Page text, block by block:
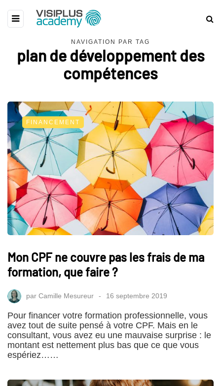
NAVIGATION PAR TAG
plan de développement des
compétences
FINANCEMENT
Mon CPF ne couvre pas les frais de ma
formation, que faire ?
par Camille Mesureur 16 septembre 2019
Pour financer votre formation professionnelle, vous
avez tout de suite pensé à votre CPF. Mais en le
consultant, vous avez eu une mauvaise surprise : le
montant est nettement plus bas que ce que vous
espériez……